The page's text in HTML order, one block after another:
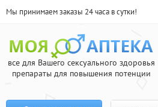
Мы принимаем заказы 24 часа в сутки!
все для Вашего сексуального здоровья
препараты для повышения потенции